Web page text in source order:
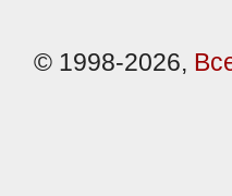
© 1998-2026,